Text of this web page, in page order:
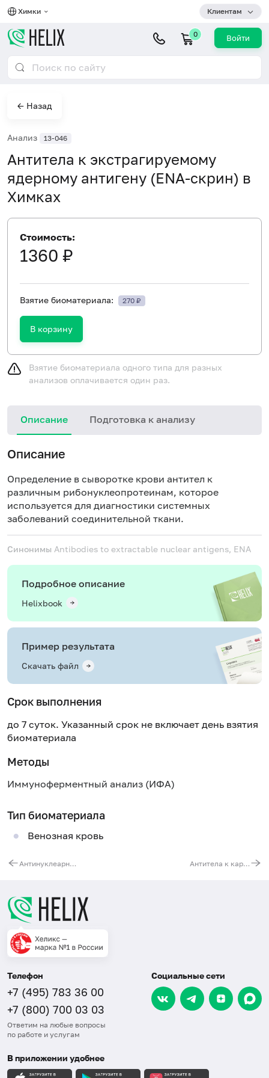
Химки Клиентам
0 Войти
← Назад
Анализ 13-046
Антитела к экстрагируемому
ядерному антигену (ENA-скрин) в
Химках
Стоимость:
1360 ₽
Взятие биоматериала: 270 ₽
В корзину
Взятие биоматериала одного типа для разных
анализов оплачивается один раз.
Описание Подготовка к анализу
Описание
Определение в сыворотке крови антител к
различным рибонуклеопротеинам, которое
используется для диагностики системных
заболеваний соединительной ткани.
Синонимы Antibodies to extractable nuclear antigens, ENA
Подробное описание
Helixbook
Пример результата
Скачать файл
Срок выполнения
до 7 суток. Указанный срок не включает день взятия
биоматериала
Методы
Иммуноферментный анализ (ИФА)
Тип биоматериала
Венозная кровь
Антинуклеарный фактор на HEp-2-клетках, IgG Антитела к кардиолипину, IgG и IgM
Телефон
+7 (495) 783 36 00
+7 (800) 700 03 03
Ответим на любые вопросы
по работе и услугам
Социальные сети
В приложении удобнее